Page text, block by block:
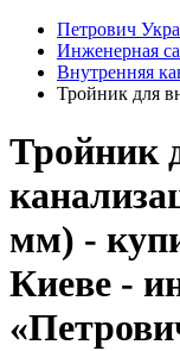
Петрович
Инженерная
Внутренняя
Тройник для
Тройник
мм) -
Киеве -